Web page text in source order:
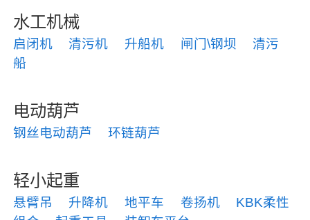
水工机械
启闭机 清污机 升船机 闸门\钢坝
清污
船
电动葫芦
钢丝电动葫芦 环链葫芦
轻小起重
悬臂吊 升降机 地平车 卷扬机
KBK柔性